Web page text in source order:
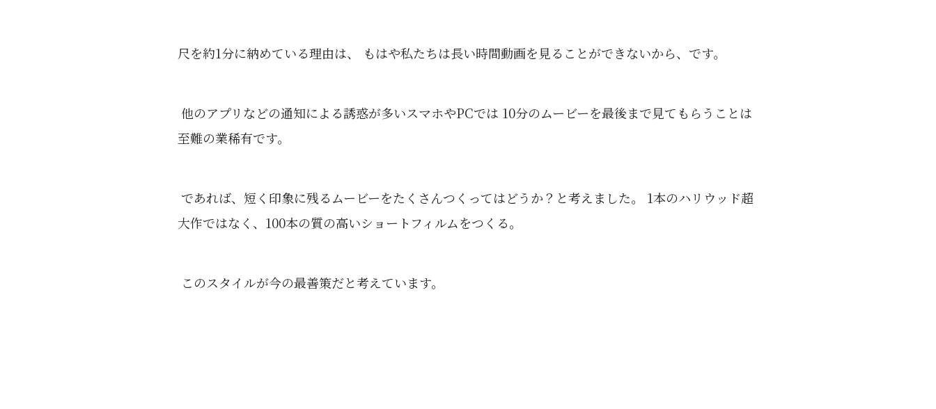
尺を約1分に納めている理由は、 もはや私たちは長い時間動画を見ることができないから、です。
他のアプリなどの通知による誘惑が多いスマホやPCでは 10分のムービーを最後まで見てもらうことは
至難の業稀有です。
であれば、短く印象に残るムービーをたくさんつくってはどうか？と考えました。 1本のハリウッド超
大作ではなく、100本の質の高いショートフィルムをつくる。
このスタイルが今の最善策だと考えています。